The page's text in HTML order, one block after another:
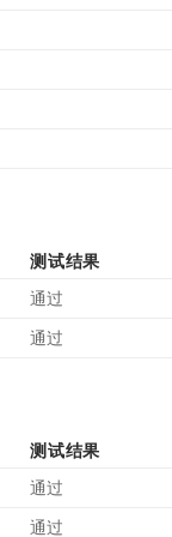
测试结果
通过
通过
测试结果
通过
通过